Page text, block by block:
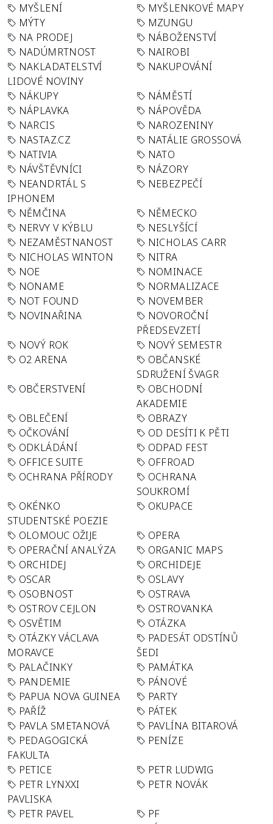
MYŠLENÍ
MYŠLENKOVÉ MAPY
MÝTY
MZUNGU
NA PRODEJ
NÁBOŽENSTVÍ
NADÚMRTNOST
NAIROBI
NAKLADATELSTVÍ
LIDOVÉ NOVINY
NAKUPOVÁNÍ
NÁKUPY
NÁMĚSTÍ
NÁPLAVKA
NÁPOVĚDA
NARCIS
NAROZENINY
NASTAZ.CZ
NATÁLIE GROSSOVÁ
NATIVIA
NATO
NÁVŠTĚVNÍCI
NÁZORY
NEANDRTÁL S
IPHONEM
NEBEZPEČÍ
NĚMČINA
NĚMECKO
NERVY V KÝBLU
NESLYŠÍCÍ
NEZAMĚSTNANOST
NICHOLAS CARR
NICHOLAS WINTON
NITRA
NOE
NOMINACE
NONAME
NORMALIZACE
NOT FOUND
NOVEMBER
NOVINAŘINA
NOVOROČNÍ
PŘEDSEVZETÍ
NOVÝ ROK
NOVÝ SEMESTR
O2 ARENA
OBČANSKÉ
SDRUŽENÍ ŠVAGR
OBČERSTVENÍ
OBCHODNÍ
AKADEMIE
OBLEČENÍ
OBRAZY
OČKOVÁNÍ
OD DESÍTI K PĚTI
ODKLÁDÁNÍ
ODPAD FEST
OFFICE SUITE
OFFROAD
OCHRANA PŘÍRODY
OCHRANA
SOUKROMÍ
OKÉNKO
STUDENTSKÉ POEZIE
OKUPACE
OLOMOUC OŽIJE
OPERA
OPERAČNÍ ANALÝZA
ORGANIC MAPS
ORCHIDEJ
ORCHIDEJE
OSCAR
OSLAVY
OSOBNOST
OSTRAVA
OSTROV CEJLON
OSTROVANKA
OSVĚTIM
OTÁZKA
OTÁZKY VÁCLAVA
MORAVCE
PADESÁT ODSTÍNŮ
ŠEDI
PALAČINKY
PAMÁTKA
PANDEMIE
PÁNOVÉ
PAPUA NOVA GUINEA
PARTY
PAŘÍŽ
PÁTEK
PAVLA SMETANOVÁ
PAVLÍNA BITAROVÁ
PEDAGOGICKÁ
FAKULTA
PENÍZE
PETICE
PETR LUDWIG
PETR LYNXXI
PAVLISKA
PETR NOVÁK
PETR PAVEL
PF